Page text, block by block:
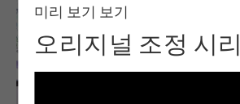
미리 보기 보기
오리지널 조정 시